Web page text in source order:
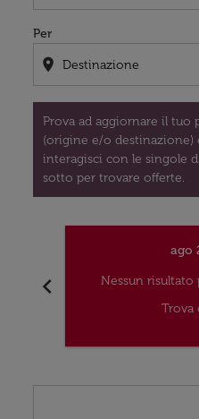
Per
location_on
Prova ad aggiornare il tuo
(origine e/o destinazione)
interagisci con le singole
sotto per trovare offerte.
chevron_left
ago
Nessun risultato
Trova